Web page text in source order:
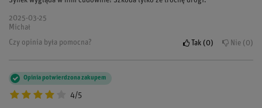
2025-03-25
Michał
Czy opinia była pomocna?
Tak 0 Nie 0
4/5
Opinia potwierdzona zakupem